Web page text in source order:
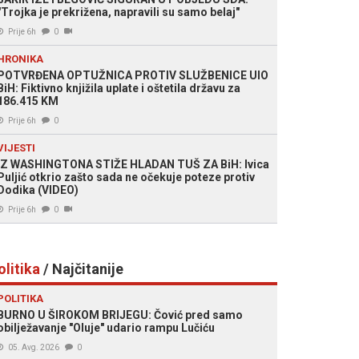
je prekrižena, napravili su samo belaj"
Prije 6h 0
OPTUŽNICA PROTIV SLUŽBENICE UIO
Fiktivno knjižila uplate i oštetila državu za
KM
Prije 6h 0
WASHINGTONA STIŽE HLADAN TUŠ ZA BiH: Ivica
otkrio zašto sada ne očekuje poteze protiv
(VIDEO)
Prije 6h 0
/ Najčitanije
U ŠIROKOM BRIJEGU: Čović pred samo
"Oluje" udario rampu Lučiću
05. Avg. 2026 0